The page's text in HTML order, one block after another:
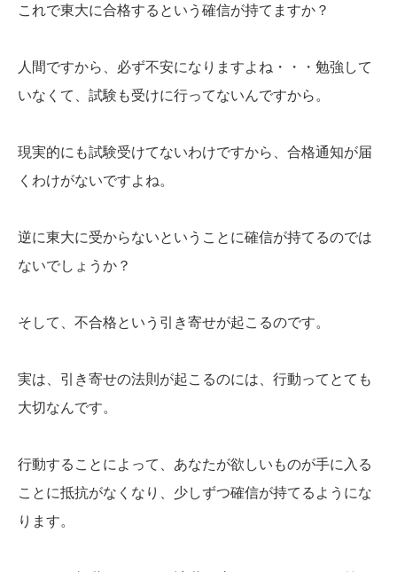
これで東大に合格するという確信が持てますか？
人間ですから、必ず不安になりますよね・・・勉強して
いなくて、試験も受けに行ってないんですから。
現実的にも試験受けてないわけですから、合格通知が届
くわけがないですよね。
逆に東大に受からないということに確信が持てるのでは
ないでしょうか？
そして、不合格という引き寄せが起こるのです。
実は、引き寄せの法則が起こるのには、行動ってとても
大切なんです。
行動することによって、あなたが欲しいものが手に入る
ことに抵抗がなくなり、少しずつ確信が持てるようにな
ります。